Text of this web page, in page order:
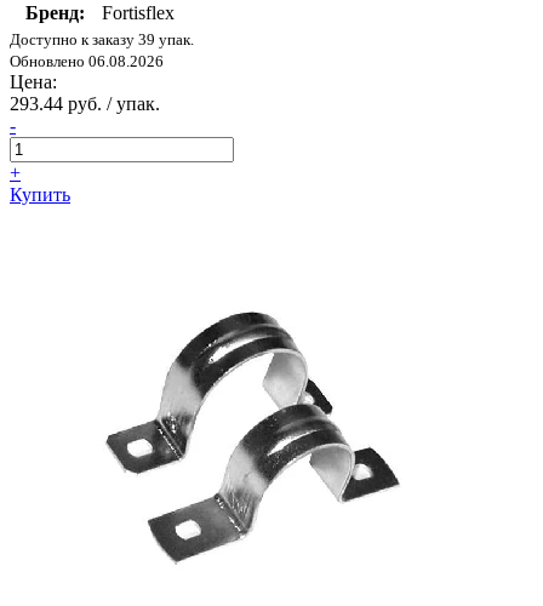
Бренд:
Fortisflex
Доступно к заказу 39 упак.
Обновлено 06.08.2026
Цена:
293.44 руб. / упак.
-
+
Купить